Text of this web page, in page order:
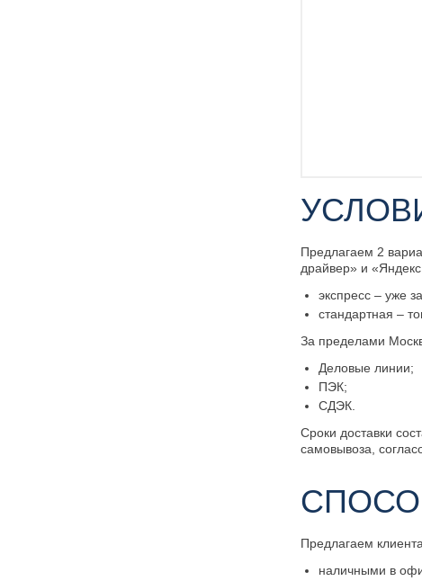
Предлагаем 2
драйвер» и
экспресс – уже
стандартная –
За пределами
Деловые линии;
ПЭК;
СДЭК.
Сроки доставки
самовывоза,
Предлагаем
наличными в